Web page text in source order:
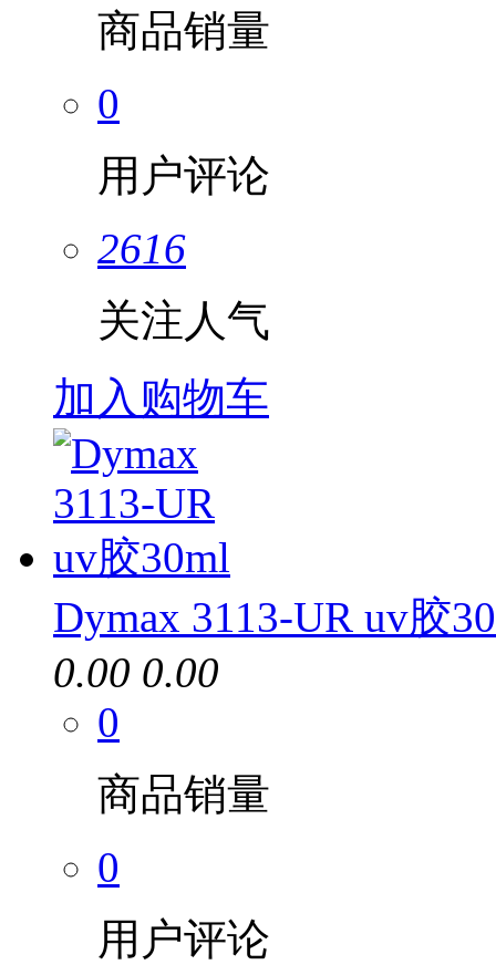
商品销量
0
用户评论
2616
关注人气
加入购物车
Dymax 3113-UR uv胶
0.00 0.00
0
商品销量
0
用户评论